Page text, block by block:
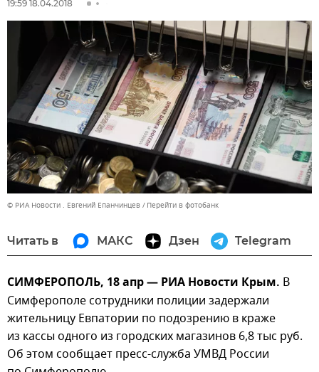
19:59 18.04.2018
© РИА Новости . Евгений Епанчинцев Перейти в фотобанк
Читать в МАКС Дзен Telegram
СИМФЕРОПОЛЬ, 18 апр — РИА Новости Крым. В
Симферополе сотрудники полиции задержали
жительницу Евпатории по подозрению в краже
из кассы одного из городских магазинов 6,8 тыс руб.
Об этом сообщает пресс-служба УМВД России